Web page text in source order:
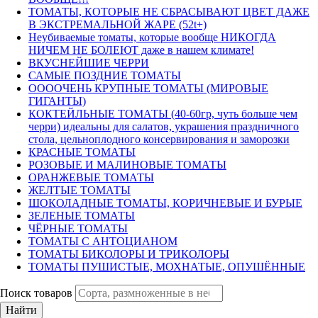
ТОМАТЫ, КОТОРЫЕ НЕ СБРАСЫВАЮТ ЦВЕТ ДАЖЕ
В ЭКСТРЕМАЛЬНОЙ ЖАРЕ (52t+)
Неубиваемые томаты, которые вообще НИКОГДА
НИЧЕМ НЕ БОЛЕЮТ даже в нашем климате!
ВКУСНЕЙШИЕ ЧЕРРИ
САМЫЕ ПОЗДНИЕ ТОМАТЫ
ООООЧЕНЬ КРУПНЫЕ ТОМАТЫ (МИРОВЫЕ
ГИГАНТЫ)
КОКТЕЙЛЬНЫЕ ТОМАТЫ (40-60гр, чуть больше чем
черри) идеальны для салатов, украшения праздничного
стола, цельноплодного консервирования и заморозки
КРАСНЫЕ ТОМАТЫ
РОЗОВЫЕ И МАЛИНОВЫЕ ТОМАТЫ
ОРАНЖЕВЫЕ ТОМАТЫ
ЖЕЛТЫЕ ТОМАТЫ
ШОКОЛАДНЫЕ ТОМАТЫ, КОРИЧНЕВЫЕ И БУРЫЕ
ЗЕЛЕНЫЕ ТОМАТЫ
ЧЁРНЫЕ ТОМАТЫ
ТОМАТЫ С АНТОЦИАНОМ
ТОМАТЫ БИКОЛОРЫ И ТРИКОЛОРЫ
ТОМАТЫ ПУШИСТЫЕ, МОХНАТЫЕ, ОПУШЁННЫЕ
Поиск товаров
Найти